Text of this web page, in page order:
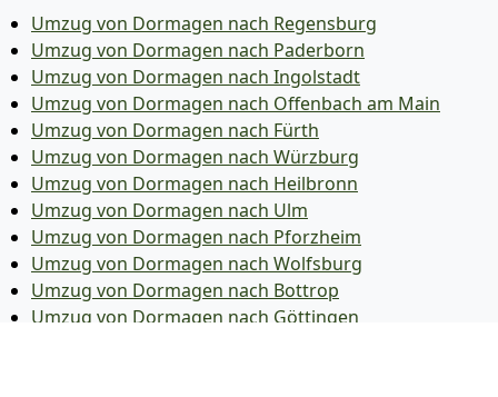
Umzug von Dormagen nach Regensburg
Umzug von Dormagen nach Paderborn
Umzug von Dormagen nach Ingolstadt
Umzug von Dormagen nach Offenbach am Main
Umzug von Dormagen nach Fürth
Umzug von Dormagen nach Würzburg
Umzug von Dormagen nach Heilbronn
Umzug von Dormagen nach Ulm
Umzug von Dormagen nach Pforzheim
Umzug von Dormagen nach Wolfsburg
Umzug von Dormagen nach Bottrop
Umzug von Dormagen nach Göttingen